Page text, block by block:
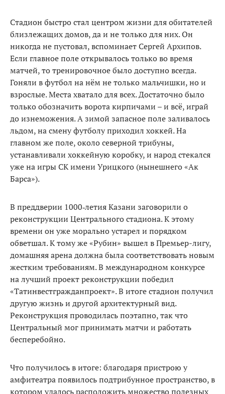
Стадион быстро стал центром жизни для обитателей
близлежа­щих домов, да и не только для них. Он
никогда не пустовал, вспоми­нает Сергей Архипов.
Если главное поле открывалось только во время
матчей, то тренировочное было доступно всегда.
Гоняли в футбол на нём не только мальчишки, но и
взрослые. Места хватало для всех. Достаточно было
только обозна­чить ворота кирпичами – и всё, играй
до изнеможения. А зимой запасное поле заливалось
льдом, на смену футболу приходил хок­кей. На
главном же поле, около северной трибуны,
устанавлива­ли хоккейную коробку, и народ стекался
уже на игры СК имени Урицкого (нынешнего «Ак
Барса»).
В преддверии 1000‑летия Каза­ни заговорили о
реконструкции Центрального стадиона. К этому
времени он уже морально уста­рел и порядком
обветшал. К тому же «Рубин» вышел в Премьер-ли­гу,
домашняя арена должна была соответствовать новым
жестким требованиям. В международном конкурсе
на лучший проект ре­конструкции победил
«Татинвест­гражданпроект». В итоге стадион получил
другую жизнь и другой архитектурный вид.
Реконструк­ция проводилась поэтапно, так что
Центральный мог принимать мат­чи и работать
бесперебойно.
Что получилось в итоге: бла­годаря пристрою у
амфитеатра появилось подтрибунное про­странство, в
котором удалось рас­положить множество полезных